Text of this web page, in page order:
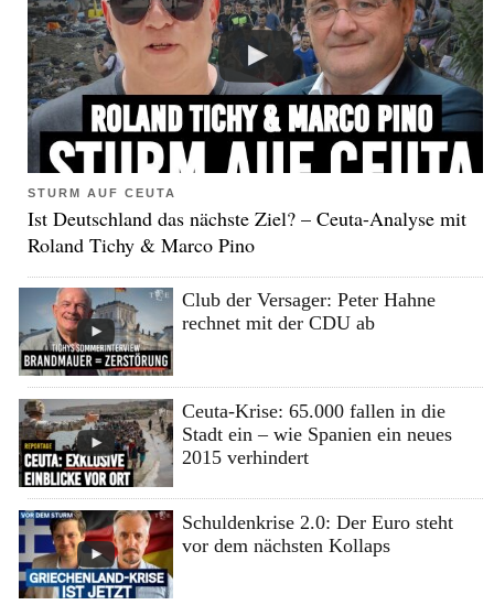
STURM AUF CEUTA
Ist Deutschland das nächste Ziel? – Ceuta-Analyse mit
Roland Tichy & Marco Pino
Club der Versager: Peter Hahne
rechnet mit der CDU ab
Ceuta-Krise: 65.000 fallen in die
Stadt ein – wie Spanien ein neues
2015 verhindert
Schuldenkrise 2.0: Der Euro steht
vor dem nächsten Kollaps